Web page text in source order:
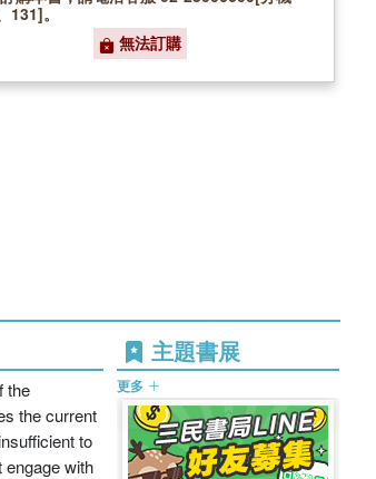
131]。
無法訂購
the
the current
to
with
主題書展
更多